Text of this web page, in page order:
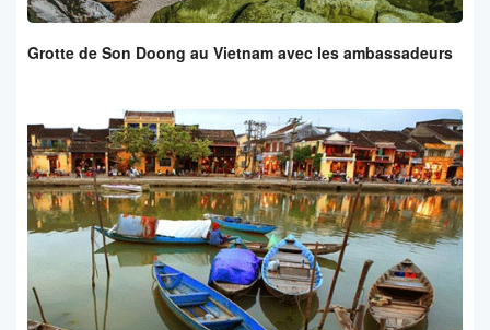
Grotte de Son Doong au Vietnam avec les ambassadeurs